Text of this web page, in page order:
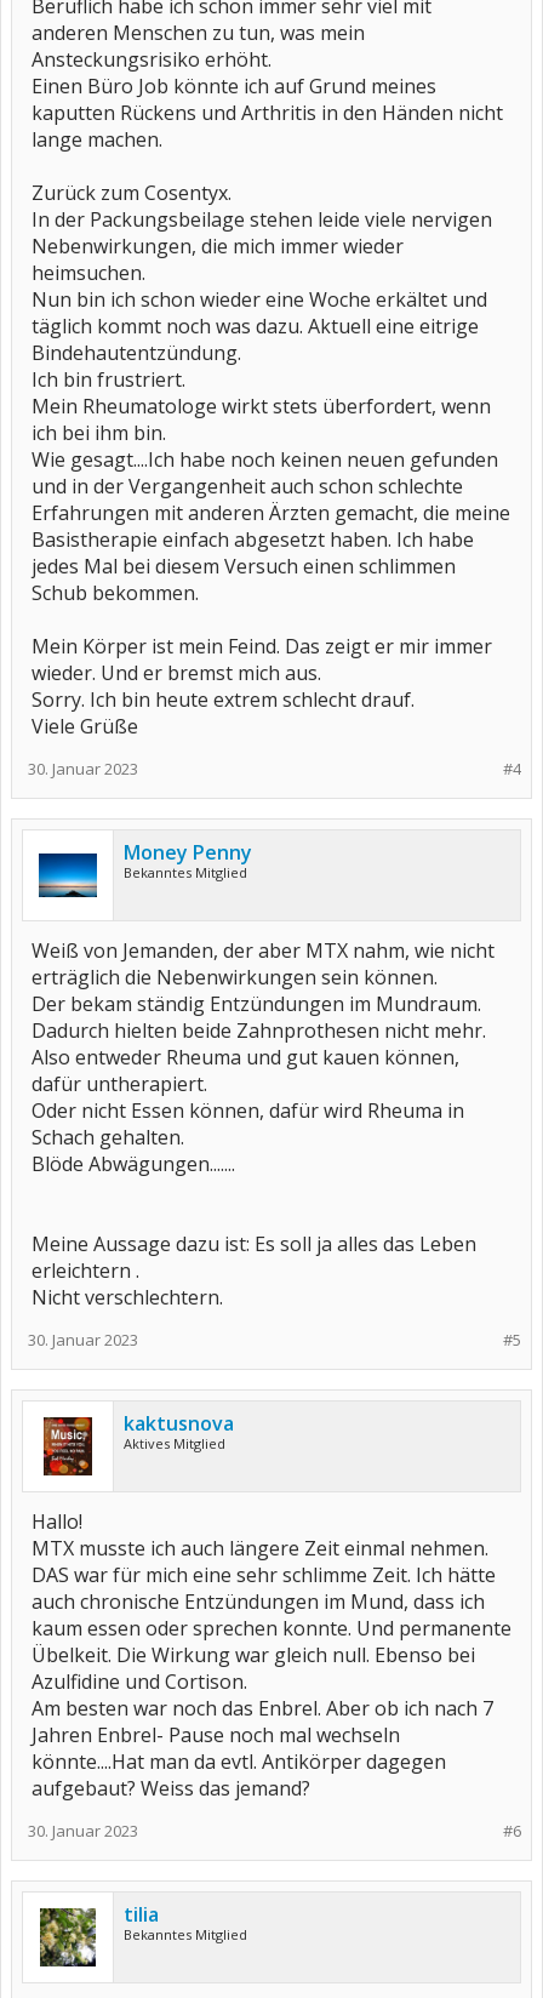
Beruflich habe ich schon immer sehr viel mit
anderen Menschen zu tun, was mein
Ansteckungsrisiko erhöht.
Einen Büro Job könnte ich auf Grund meines
kaputten Rückens und Arthritis in den Händen nicht
lange machen.
Zurück zum Cosentyx.
In der Packungsbeilage stehen leide viele nervigen
Nebenwirkungen, die mich immer wieder
heimsuchen.
Nun bin ich schon wieder eine Woche erkältet und
täglich kommt noch was dazu. Aktuell eine eitrige
Bindehautentzündung.
Ich bin frustriert.
Mein Rheumatologe wirkt stets überfordert, wenn
ich bei ihm bin.
Wie gesagt....Ich habe noch keinen neuen gefunden
und in der Vergangenheit auch schon schlechte
Erfahrungen mit anderen Ärzten gemacht, die meine
Basistherapie einfach abgesetzt haben. Ich habe
jedes Mal bei diesem Versuch einen schlimmen
Schub bekommen.
Mein Körper ist mein Feind. Das zeigt er mir immer
wieder. Und er bremst mich aus.
Sorry. Ich bin heute extrem schlecht drauf.
Viele Grüße
#4
30. Januar 2023
Money Penny
Bekanntes Mitglied
Weiß von Jemanden, der aber MTX nahm, wie nicht
erträglich die Nebenwirkungen sein können.
Der bekam ständig Entzündungen im Mundraum.
Dadurch hielten beide Zahnprothesen nicht mehr.
Also entweder Rheuma und gut kauen können,
dafür untherapiert.
Oder nicht Essen können, dafür wird Rheuma in
Schach gehalten.
Blöde Abwägungen.......
Meine Aussage dazu ist: Es soll ja alles das Leben
erleichtern .
Nicht verschlechtern.
#5
30. Januar 2023
kaktusnova
Aktives Mitglied
Hallo!
MTX musste ich auch längere Zeit einmal nehmen.
DAS war für mich eine sehr schlimme Zeit. Ich hätte
auch chronische Entzündungen im Mund, dass ich
kaum essen oder sprechen konnte. Und permanente
Übelkeit. Die Wirkung war gleich null. Ebenso bei
Azulfidine und Cortison.
Am besten war noch das Enbrel. Aber ob ich nach 7
Jahren Enbrel- Pause noch mal wechseln
könnte....Hat man da evtl. Antikörper dagegen
aufgebaut? Weiss das jemand?
#6
30. Januar 2023
tilia
Bekanntes Mitglied